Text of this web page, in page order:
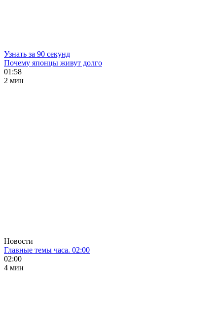
Узнать за 90 секунд
Почему японцы живут долго
01:58
2 мин
Новости
Главные темы часа. 02:00
02:00
4 мин